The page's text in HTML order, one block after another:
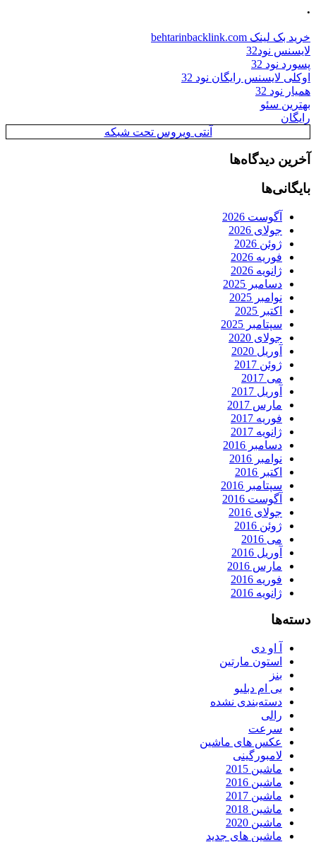
.
خرید بک لینک behtarinbacklink.com
لایسنس نود32
پسورد نود 32
اوکلی لایسنس رایگان نود 32
همیار نود 32
بهترین سئو
رایگان
آنتی ویروس تحت شبکه
آخرین دیدگاه‌ها
بایگانی‌ها
آگوست 2026
جولای 2026
ژوئن 2026
فوریه 2026
ژانویه 2026
دسامبر 2025
نوامبر 2025
اکتبر 2025
سپتامبر 2025
جولای 2020
آوریل 2020
ژوئن 2017
می 2017
آوریل 2017
مارس 2017
فوریه 2017
ژانویه 2017
دسامبر 2016
نوامبر 2016
اکتبر 2016
سپتامبر 2016
آگوست 2016
جولای 2016
ژوئن 2016
می 2016
آوریل 2016
مارس 2016
فوریه 2016
ژانویه 2016
دسته‌ها
آ او دی
استون مارتین
بنز
بی ام دبلیو
دسته‌بندی نشده
رالی
سرعت
عکس های ماشین
لامبورگینی
ماشین 2015
ماشین 2016
ماشین 2017
ماشین 2018
ماشین 2020
ماشین های جدید